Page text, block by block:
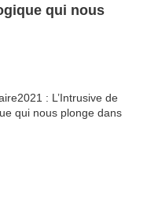
qui nous